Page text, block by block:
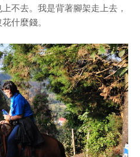
不去。我是背著腳架走上去，
什麼錢。